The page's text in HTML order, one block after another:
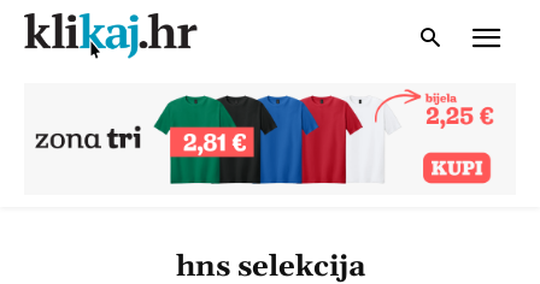
hns selekcija